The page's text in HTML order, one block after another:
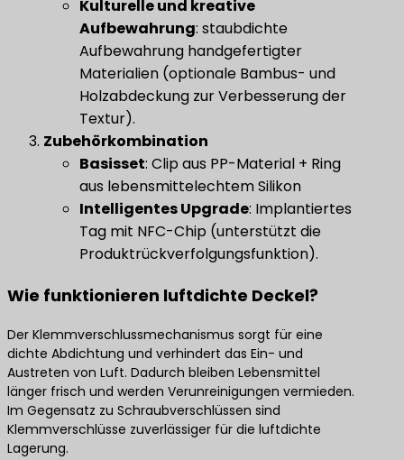
​Kulturelle und kreative
Aufbewahrung​​: staubdichte
Aufbewahrung handgefertigter
Materialien (optionale Bambus- und
Holzabdeckung zur Verbesserung der
Textur).
​Zubehörkombination​
​Basisset​​: Clip aus PP-Material + Ring
aus lebensmittelechtem Silikon
​Intelligentes Upgrade​​: Implantiertes
Tag mit NFC-Chip (unterstützt die
Produktrückverfolgungsfunktion).
Wie funktionieren luftdichte Deckel?
Der Klemmverschlussmechanismus sorgt für eine
dichte Abdichtung und verhindert das Ein- und
Austreten von Luft. Dadurch bleiben Lebensmittel
länger frisch und werden Verunreinigungen vermieden.
Im Gegensatz zu Schraubverschlüssen sind
Klemmverschlüsse zuverlässiger für die luftdichte
Lagerung.